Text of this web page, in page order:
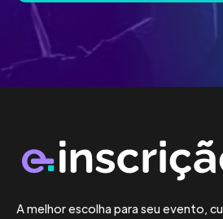
A melhor escolha para seu evento,